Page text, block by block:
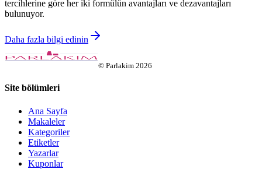
tercihlerine göre her iki formülün avantajları ve dezavantajları
bulunuyor.
Daha fazla bilgi edinin
© Parlakim 2026
Site bölümleri
Ana Sayfa
Makaleler
Kategoriler
Etiketler
Yazarlar
Kuponlar